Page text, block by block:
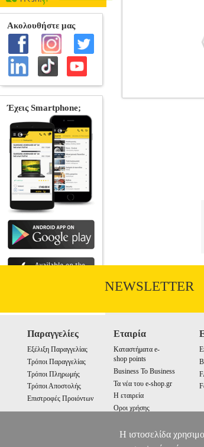
NEWSLETTER
Παραγγελίες
Εξέλιξη Παραγγελίας
Τρόποι Παραγγελίας
Τρόποι Πληρωμής
Τρόποι Αποστολής
Επιστροφές Προιόντων
Εταιρία
Καταστήματα e-
shop points
Business To Business
Τα νέα του e-shop.gr
Η εταιρεία
Οροι χρήσης
Η ιστοσελίδα